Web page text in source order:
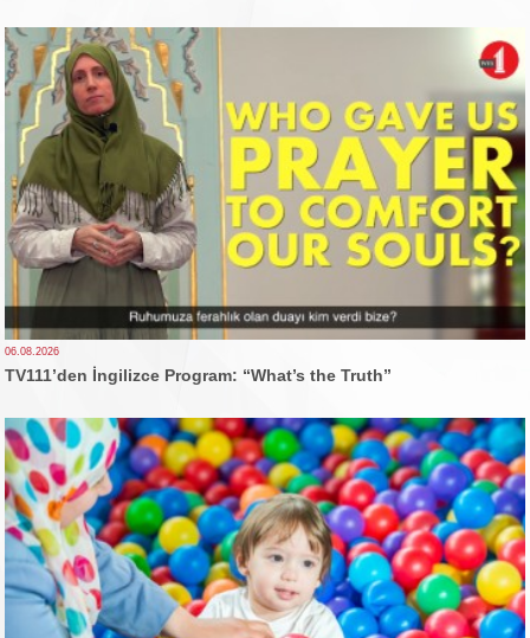
06.08.2026
TV111’den İngilizce Program: “What’s the Truth”